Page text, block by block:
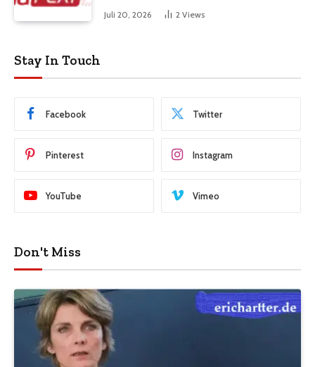
Juli 20, 2026 2 Views
Stay In Touch
Facebook Twitter
Pinterest Instagram
YouTube Vimeo
Don't Miss